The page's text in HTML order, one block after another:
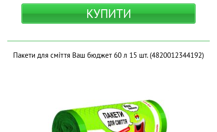
КУПИТИ
Пакети для сміття Ваш бюджет 60 л 15 шт. (4820012344192)